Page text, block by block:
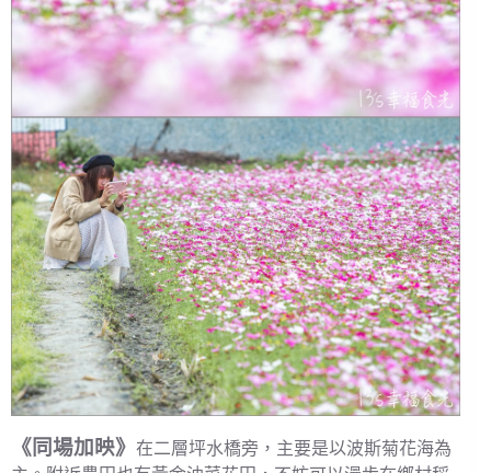
《同場加映》 在二層坪水橋旁，主要是以波斯菊花海為